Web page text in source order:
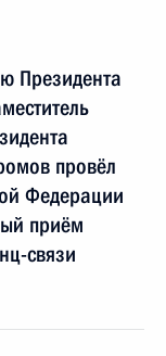
Президента
провёл
Федерации
приём
связи